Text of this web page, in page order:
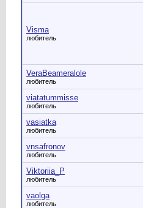
Visma
любитель
VeraBeameralole
любитель
viatatummisse
любитель
vasiatka
любитель
vnsafronov
любитель
Viktoriia_P
любитель
vaolga
любитель